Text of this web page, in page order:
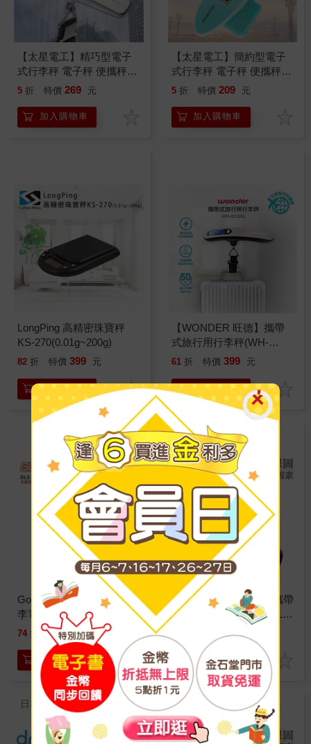
【太星電工】精巧型電子
式行李秤 電子秤 便攜秤
快遞 磅秤 包裹秤 50KG 手
必備
5 折 特價 269 元
加入購物車
【太星電工】簡約型電子
式行李秤 電子秤 便攜秤
快遞 磅秤 包裹秤 40KG 手
必備
5 折 特價 209 元
加入購物車
LongPing 高精密珠寶秤
KS-270(0.01g~200g)
82 折 特價 399 元
加入購物車
【WONDER 旺德】攜帶
式旅行用行李秤(WH-
SC05L)
61 折 特價 399 元
加入購物車
GoHome DLS-2手提式行
李電子秤(織帶型可秤
50kg)
74 折 特價 288 元
加入購物車
日本dretec原廠官方直營
【日本dretec】日本新攜帶
式行李秤-50kg-海軍藍(LS-
599
加入購物車
日本dretec原廠官方直營 日本dretec原廠官方直營